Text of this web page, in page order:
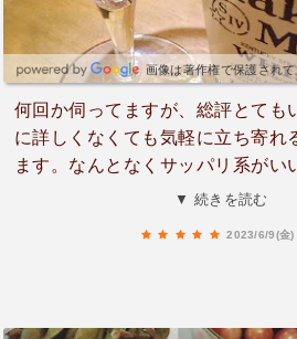
画像は著作権で保護されて
何回か伺ってますが、総評とても
に詳しくなくても気軽に立ち寄れ
ます。なんとなくサッパリ系がい
ったものがいい等、大雑把なオー
が多数お客さんとしていらしてる
▼ 続きを読む
2023/6/9(金)